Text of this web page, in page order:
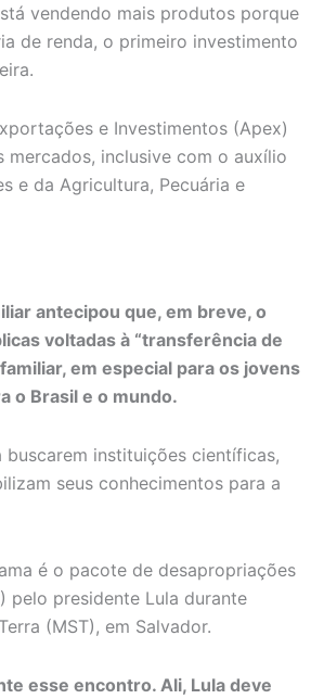
vendendo mais produtos porque
de renda, o primeiro investimento
e Investimentos (Apex)
inclusive com o auxílio
e da Agricultura, Pecuária e
antecipou que, em breve, o
voltadas à “transferência de
em especial para os jovens
o Brasil e o mundo.
buscarem instituições científicas,
seus conhecimentos para a
é o pacote de desapropriações
pelo presidente Lula durante
(MST), em Salvador.
esse encontro. Ali, Lula deve